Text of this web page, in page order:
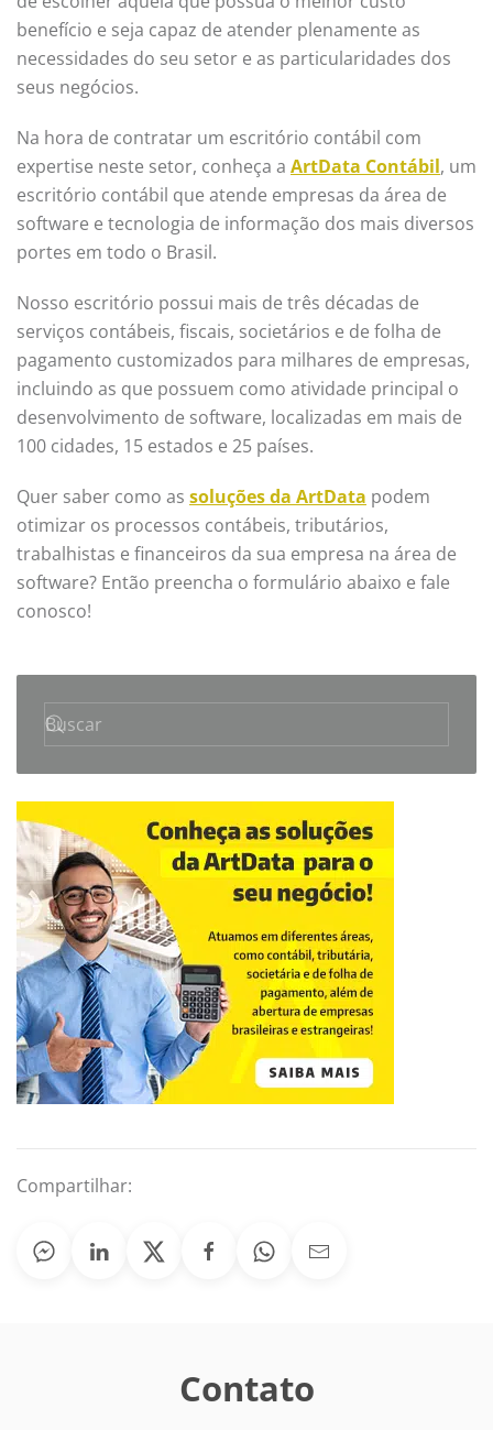
benefício e seja capaz de atender plenamente as
necessidades do seu setor e as particularidades dos
seus negócios.
Na hora de contratar um escritório contábil com
expertise neste setor, conheça a ArtData Contábil, um
escritório contábil que atende empresas da área de
software e tecnologia de informação dos mais diversos
portes em todo o Brasil.
Nosso escritório possui mais de três décadas de
serviços contábeis, fiscais, societários e de folha de
pagamento customizados para milhares de empresas,
incluindo as que possuem como atividade principal o
desenvolvimento de software, localizadas em mais de
100 cidades, 15 estados e 25 países.
Quer saber como as soluções da ArtData podem
otimizar os processos contábeis, tributários,
trabalhistas e financeiros da sua empresa na área de
software? Então preencha o formulário abaixo e fale
conosco!
Compartilhar:
Contato